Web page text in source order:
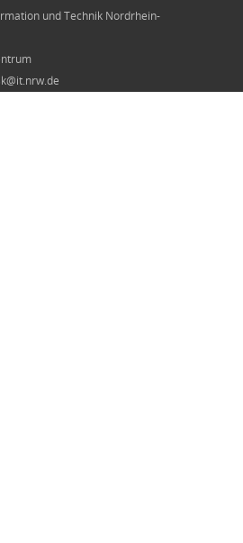
und Technik Nordrhein-